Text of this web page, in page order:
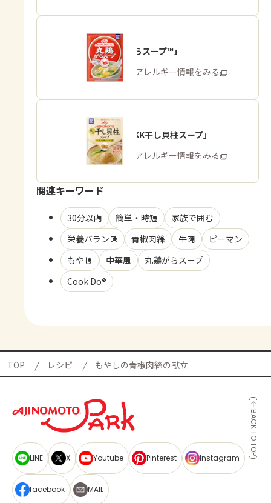
「丸鶏がらスープ™」
商品・アレルギー情報をみる
「味の素KK干し貝柱スープ」
商品・アレルギー情報をみる
関連キーワード
30分以内 簡単・時短
家族で囲む
栄養バランス
青椒肉絲 牛肉
ピーマン
もやし
中華風
丸鶏がらスープ
Cook Do®
TOP レシピ もやしの青椒肉絲の献立
BACK TO TOP
LINE X Youtube Pinterest Instagram
facebook MAIL